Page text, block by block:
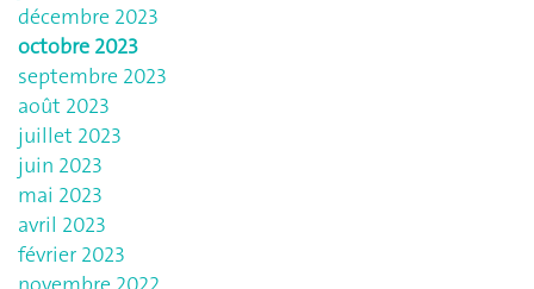
décembre 2023
octobre 2023
septembre 2023
août 2023
juillet 2023
juin 2023
mai 2023
avril 2023
février 2023